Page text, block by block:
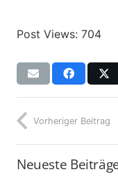
Post Views: 704
Vorheriger Beitrag
Neueste